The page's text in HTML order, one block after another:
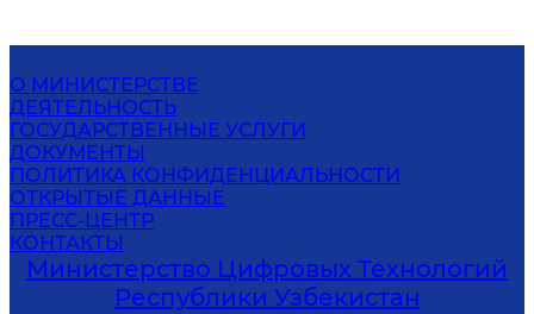
О МИНИСТЕРСТВЕ
ДЕЯТЕЛЬНОСТЬ
ГОСУДАРСТВЕННЫЕ УСЛУГИ
ДОКУМЕНТЫ
ПОЛИТИКА КОНФИДЕНЦИАЛЬНОСТИ
ОТКРЫТЫЕ ДАННЫЕ
ПРЕСС-ЦЕНТР
КОНТАКТЫ
Министерство Цифровых Технологий
Республики Узбекистан